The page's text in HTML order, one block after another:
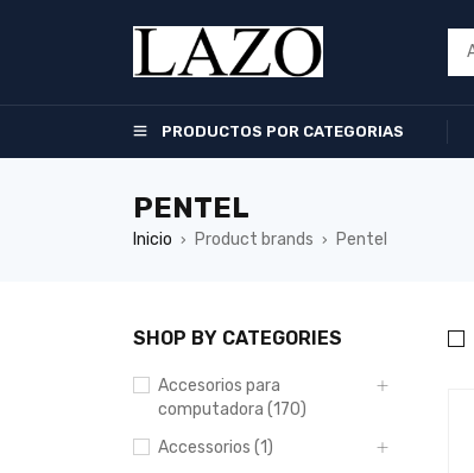
PRODUCTOS POR CATEGORIAS
PENTEL
Inicio › Product brands › Pentel
SHOP BY CATEGORIES
Accesorios para
computadora (170)
Accessorios (1)